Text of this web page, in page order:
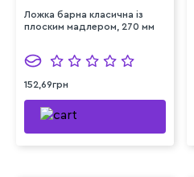
Ложка барна класична із
плоским мадлером, 270 мм
152,69грн